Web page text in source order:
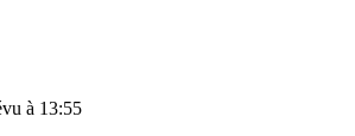
à 13:55